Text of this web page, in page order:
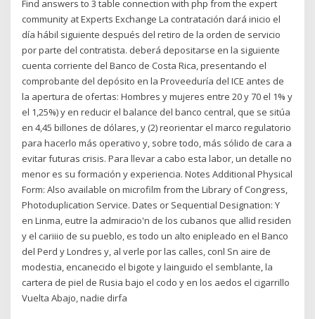
Find answers to 3 table connection with php from the expert
community at Experts Exchange La contratación dará inicio el
día hábil siguiente después del retiro de la orden de servicio
por parte del contratista. deberá depositarse en la siguiente
cuenta corriente del Banco de Costa Rica, presentando el
comprobante del depósito en la Proveeduría del ICE antes de
la apertura de ofertas: Hombres y mujeres entre 20 y 70 el 1% y
el 1,25%) y en reducir el balance del banco central, que se sitúa
en 4,45 billones de dólares, y (2) reorientar el marco regulatorio
para hacerlo más operativo y, sobre todo, más sólido de cara a
evitar futuras crisis. Para llevar a cabo esta labor, un detalle no
menor es su formación y experiencia. Notes Additional Physical
Form: Also available on microfilm from the Library of Congress,
Photoduplication Service. Dates or Sequential Designation: Y
en Linma, eutre la admiracio'n de los cubanos que allid residen
y el cariiio de su pueblo, es todo un alto enipleado en el Banco
del Perd y Londres y, al verle por las calles, conl Sn aire de
modestia, encanecido el bigote y lainguido el semblante, la
cartera de piel de Rusia bajo el codo y en los aedos el cigarrillo
Vuelta Abajo, nadie dirfa